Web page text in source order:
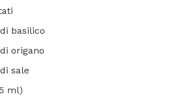
basilico
origano
sale
ml)